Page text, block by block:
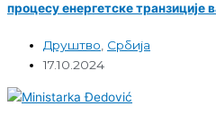
процесу енергетске
Друштво Србија
17.10.2024